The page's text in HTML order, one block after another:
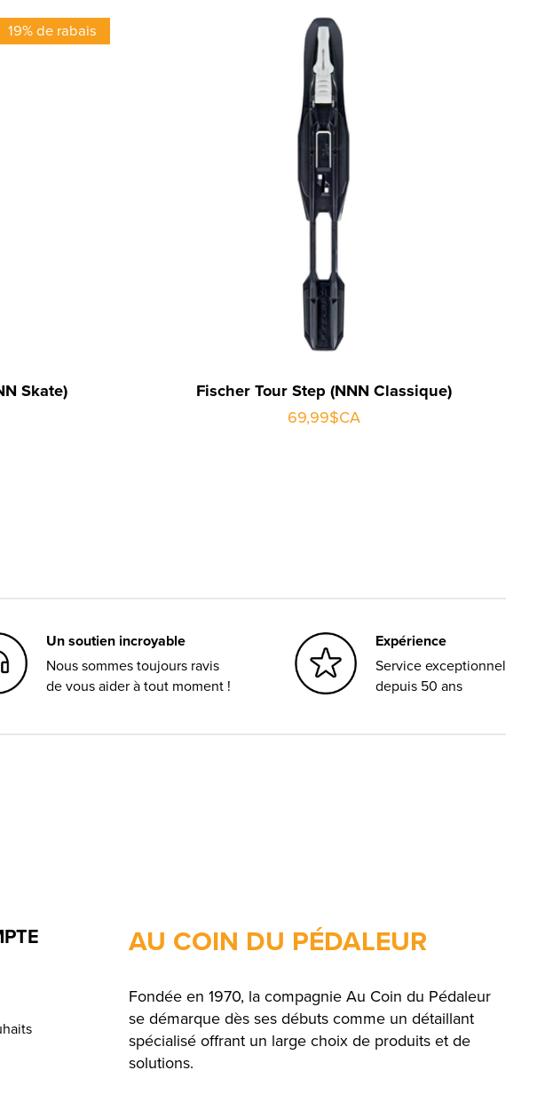
19% de rabais
Skate)
Fischer Tour Step (NNN Classique)
69,99$CA
Un soutien incroyable
Nous sommes toujours ravis
de vous aider à tout moment !
Expérience
Service exceptionnel
depuis 50 ans
AU COIN DU PÉDALEUR
Fondée en 1970, la compagnie Au Coin du Pédaleur
se démarque dès ses débuts comme un détaillant
spécialisé offrant un large choix de produits et de
solutions.